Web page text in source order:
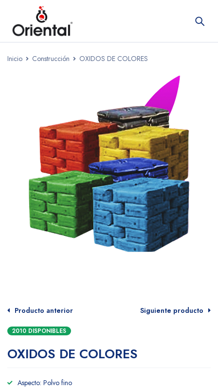
Inicio Construcción OXIDOS DE COLORES
Producto anterior Siguiente producto
2010 DISPONIBLES
OXIDOS DE COLORES
Aspecto: Polvo fino